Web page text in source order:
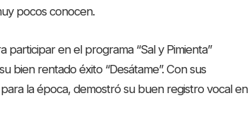
pocos conocen.
participar en el programa “Sal y Pimienta”
bien rentado éxito “Desátame”. Con sus
la época, demostró su buen registro vocal en